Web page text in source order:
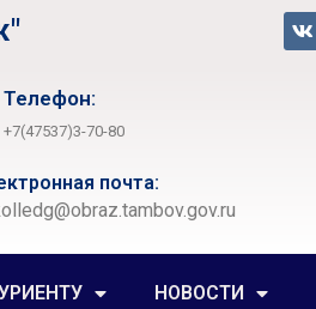
Телефон:
+7(47537)3-70-80
почта:
НОВОСТИ